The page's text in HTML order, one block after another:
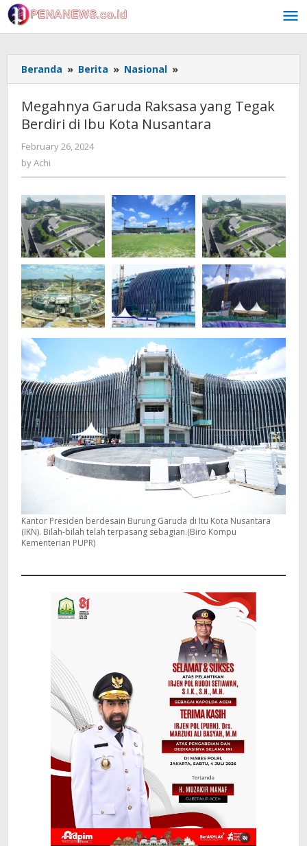
Skip
to
content
Beranda » Berita » Nasional »
Garuda
yang
Tegak
Nusantara
Megahnya Garuda Raksasa yang Tegak
Berdiri di Ibu Kota Nusantara
February 26, 2024
byAchi
Kantor Presiden berdesain Burung Garuda di Itu Kota Nusantara
(IKN). Bilah-bilah telah terpasang sebagian.(Biro Kompu
Kementerian PUPR)